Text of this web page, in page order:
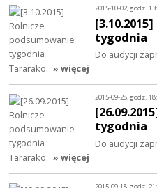
2015-10-02, godz.
tygodnia
Do audycji
Tararako. » więcej
2015-09-28, godz.
tygodnia
Do audycji
Tararako. » więcej
2015-09-18, godz.